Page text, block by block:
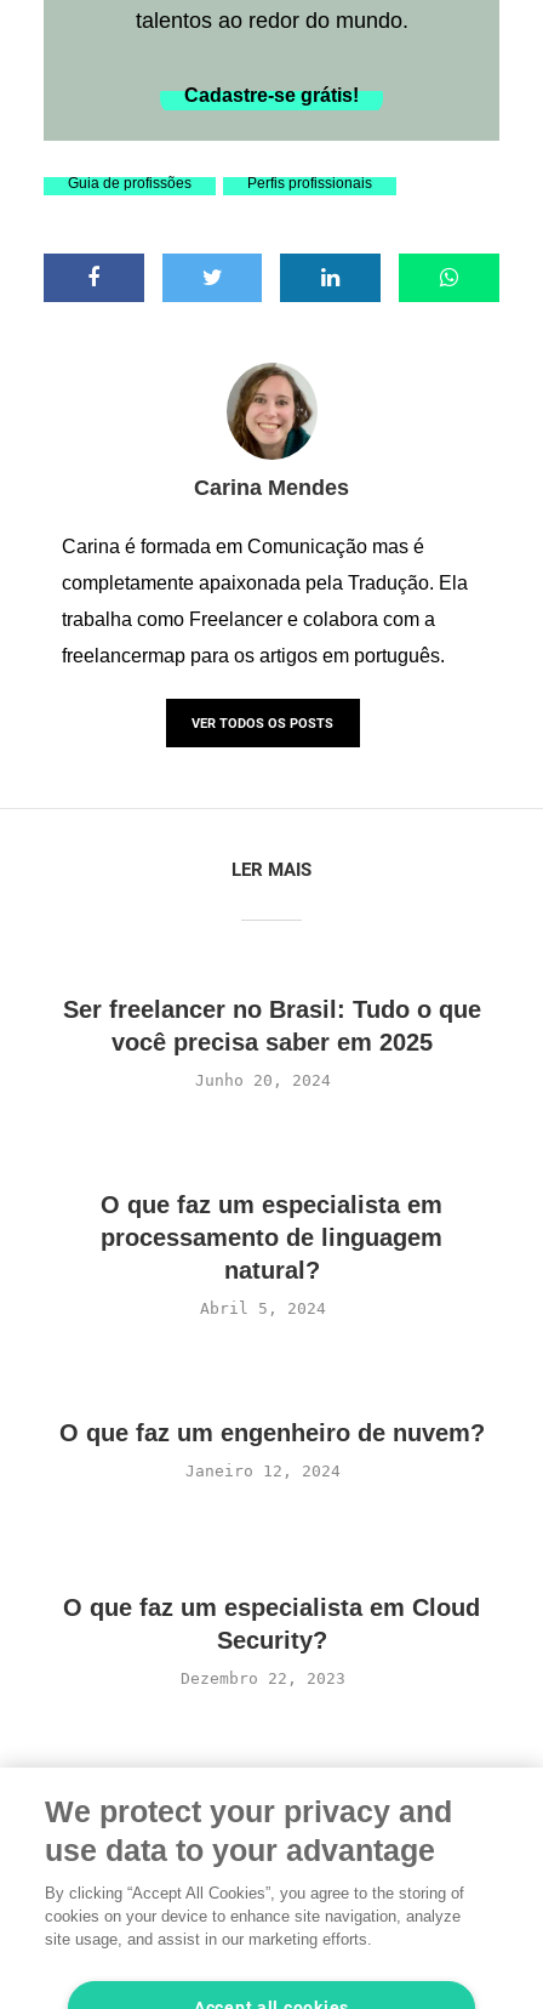
talentos ao redor do mundo.
Cadastre-se grátis!
Guia de profissões Perfis profissionais
Carina Mendes
Carina é formada em Comunicação mas é
completamente apaixonada pela Tradução. Ela
trabalha como Freelancer e colabora com a
freelancermap para os artigos em português.
VER TODOS OS POSTS
LER MAIS
Ser freelancer no Brasil: Tudo o que
você precisa saber em 2025
Junho 20, 2024
O que faz um especialista em
processamento de linguagem
natural?
Abril 5, 2024
O que faz um engenheiro de nuvem?
Janeiro 12, 2024
O que faz um especialista em Cloud
Security?
Dezembro 22, 2023
Condições·Privacidade· Informação legal· Contacte
conosco
© 2026 freelancermap GmbH
We protect your privacy and
use data to your advantage
By clicking “Accept All Cookies”, you agree to the storing of
cookies on your device to enhance site navigation, analyze
site usage, and assist in our marketing efforts.